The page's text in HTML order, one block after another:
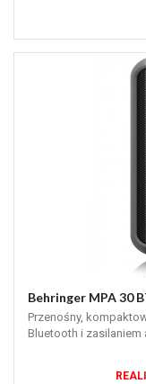
Behringer MPA 30
Przenośny,
Bluetooth i zasilaniem